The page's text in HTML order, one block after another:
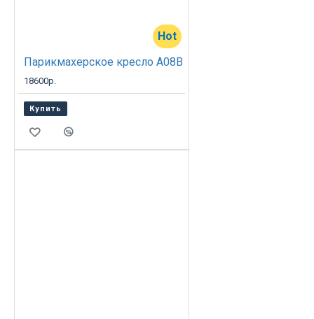
Hot
Парикмахерское кресло A08B
18600р.
Купить